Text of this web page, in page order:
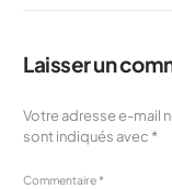
Laisser un
Votre adresse e-mail
sont indiqués avec *
Commentaire*